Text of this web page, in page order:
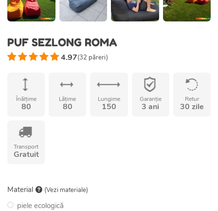
PUF SEZLONG ROMA
4.97(32 păreri)
Înălțime
80
Lățime
80
Lungime
150
Garanție
3 ani
Retur
30 zile
Transport
Gratuit
Material (Vezi materiale)
piele ecologică